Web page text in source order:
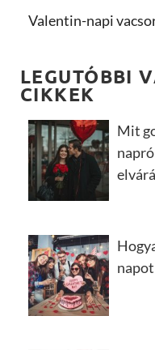
Valentin-napi
LEGUTÓBBI
CIKKEK
Mit